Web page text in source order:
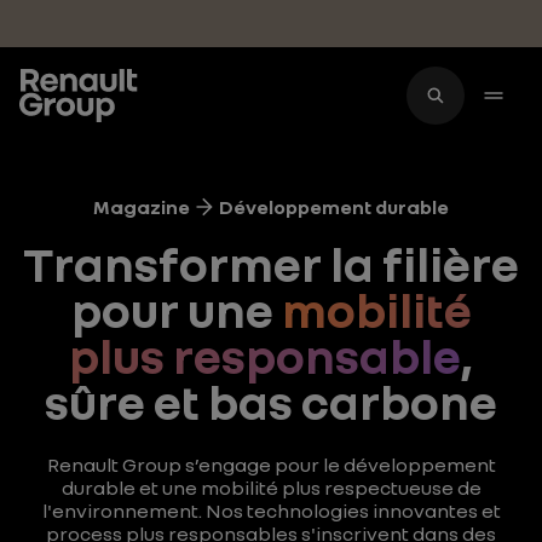
Magazine Développement durable
Transformer la filière
pour une mobilité
plus responsable,
sûre et bas carbone
Renault Group s’engage pour le développement
durable et une mobilité plus respectueuse de
l'environnement. Nos technologies innovantes et
process plus responsables s'inscrivent dans des